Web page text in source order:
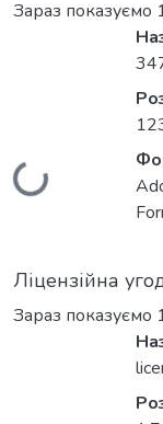
Зараз показуємо
Вантажиться...
Ліцензійна
Зараз показуємо